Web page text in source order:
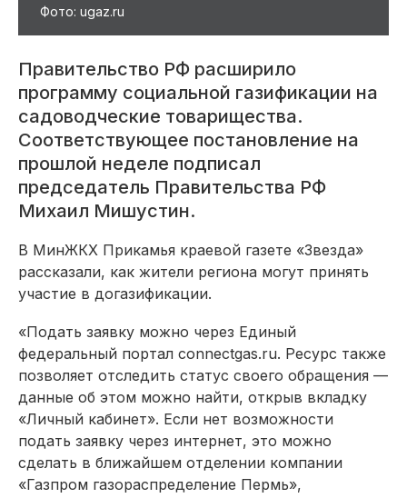
Фото: ugaz.ru
Правительство РФ расширило
программу социальной газификации на
садоводческие товарищества.
Соответствующее постановление на
прошлой неделе подписал
председатель Правительства РФ
Михаил Мишустин.
В МинЖКХ Прикамья краевой газете «Звезда»
рассказали, как жители региона могут принять
участие в догазификации.
«Подать заявку можно через Единый
федеральный портал connectgas.ru. Ресурс также
позволяет отследить статус своего обращения —
данные об этом можно найти, открыв вкладку
«Личный кабинет». Если нет возможности
подать заявку через интернет, это можно
сделать в ближайшем отделении компании
«Газпром газораспределение Пермь»,